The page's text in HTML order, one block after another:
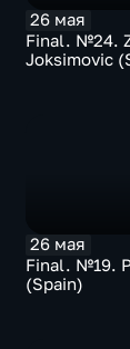
26 мая
Final. №24.
Joksimovic
26 мая
Final. №19.
(Spain)